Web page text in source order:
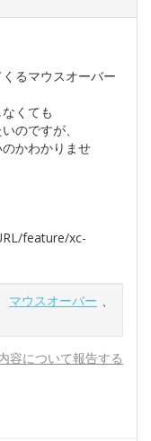
るマウスオーバー
くても
のですが、
かわかりませ
feature/xc-
マウスオーバー 、
容について報告する